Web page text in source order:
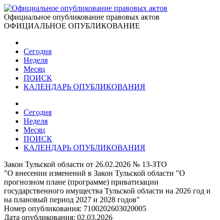
Официальное опубликование правовых актов
ОФИЦИАЛЬНОЕ ОПУБЛИКОВАНИЕ
Сегодня
Неделя
Месяц
ПОИСК
КАЛЕНДАРЬ ОПУБЛИКОВАНИЯ
Сегодня
Неделя
Месяц
ПОИСК
КАЛЕНДАРЬ ОПУБЛИКОВАНИЯ
Закон Тульской области от 26.02.2026 № 13-ЗТО
"О внесении изменений в Закон Тульской области "О
прогнозном плане (программе) приватизации
государственного имущества Тульской области на 2026 год и
на плановый период 2027 и 2028 годов"
Номер опубликования: 7100202603020005
Дата опубликования: 02.03.2026